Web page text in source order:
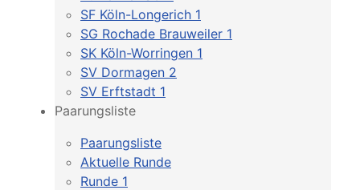
SF Köln-Longerich 1
SG Rochade Brauweiler 1
SK Köln-Worringen 1
SV Dormagen 2
SV Erftstadt 1
Paarungsliste
Paarungsliste
Aktuelle Runde
Runde 1